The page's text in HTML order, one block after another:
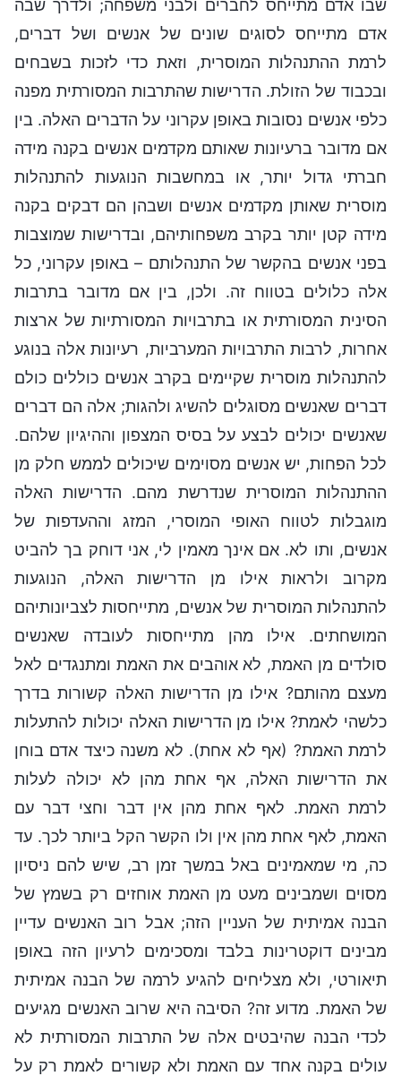
שבו אדם מתייחס לחברים ולבני משפחה; ולדרך שבה
אדם מתייחס לסוגים שונים של אנשים ושל דברים,
לרמת ההתנהלות המוסרית, וזאת כדי לזכות בשבחים
ובכבוד של הזולת. הדרישות שהתרבות המסורתית מפנה
כלפי אנשים נסובות באופן עקרוני על הדברים האלה. בין
אם מדובר ברעיונות שאותם מקדמים אנשים בקנה מידה
חברתי גדול יותר, או במחשבות הנוגעות להתנהלות
מוסרית שאותן מקדמים אנשים ושבהן הם דבקים בקנה
מידה קטן יותר בקרב משפחותיהם, ובדרישות שמוצבות
בפני אנשים בהקשר של התנהלותם – באופן עקרוני, כל
אלה כלולים בטווח זה. ולכן, בין אם מדובר בתרבות
הסינית המסורתית או בתרבויות המסורתיות של ארצות
אחרות, לרבות התרבויות המערביות, רעיונות אלה בנוגע
להתנהלות מוסרית שקיימים בקרב אנשים כוללים כולם
דברים שאנשים מסוגלים להשיג ולהגות; אלה הם דברים
שאנשים יכולים לבצע על בסיס המצפון וההיגיון שלהם.
לכל הפחות, יש אנשים מסוימים שיכולים לממש חלק מן
ההתנהלות המוסרית שנדרשת מהם. הדרישות האלה
מוגבלות לטווח האופי המוסרי, המזג וההעדפות של
אנשים, ותו לא. אם אינך מאמין לי, אני דוחק בך להביט
מקרוב ולראות אילו מן הדרישות האלה, הנוגעות
להתנהלות המוסרית של אנשים, מתייחסות לצביונותיהם
המושחתים. אילו מהן מתייחסות לעובדה שאנשים
סולדים מן האמת, לא אוהבים את האמת ומתנגדים לאל
מעצם מהותם? אילו מן הדרישות האלה קשורות בדרך
כלשהי לאמת? אילו מן הדרישות האלה יכולות להתעלות
לרמת האמת? (אף לא אחת). לא משנה כיצד אדם בוחן
את הדרישות האלה, אף אחת מהן לא יכולה לעלות
לרמת האמת. לאף אחת מהן אין דבר וחצי דבר עם
האמת, לאף אחת מהן אין ולו הקשר הקל ביותר לכך. עד
כה, מי שמאמינים באל במשך זמן רב, שיש להם ניסיון
מסוים ושמבינים מעט מן האמת אוחזים רק בשמץ של
הבנה אמיתית של העניין הזה; אבל רוב האנשים עדיין
מבינים דוקטרינות בלבד ומסכימים לרעיון הזה באופן
תיאורטי, ולא מצליחים להגיע לרמה של הבנה אמיתית
של האמת. מדוע זה? הסיבה היא שרוב האנשים מגיעים
לכדי הבנה שהיבטים אלה של התרבות המסורתית לא
עולים בקנה אחד עם האמת ולא קשורים לאמת רק על